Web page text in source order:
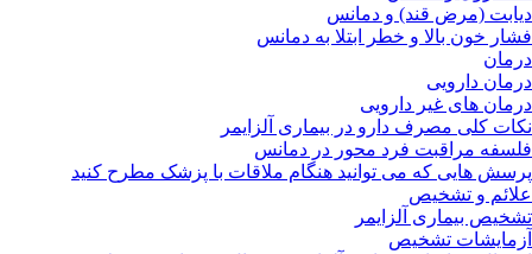
دیابت (مرض قند) و دمانس
فشار خون بالا و خطر ابتلا به دمانس
درمان
درمان دارویی
درمان های غیر دارویی
نکات کلی مصرف دارو در بیماری آلزایمر
فلسفه مراقبت فرد محور در دمانس
پرسش هایی که می توانید هنگام ملاقات با پزشک مطرح کنید
علائم و تشخیص
تشخیص بیماری آلزایمر
آزمایشات تشخیص